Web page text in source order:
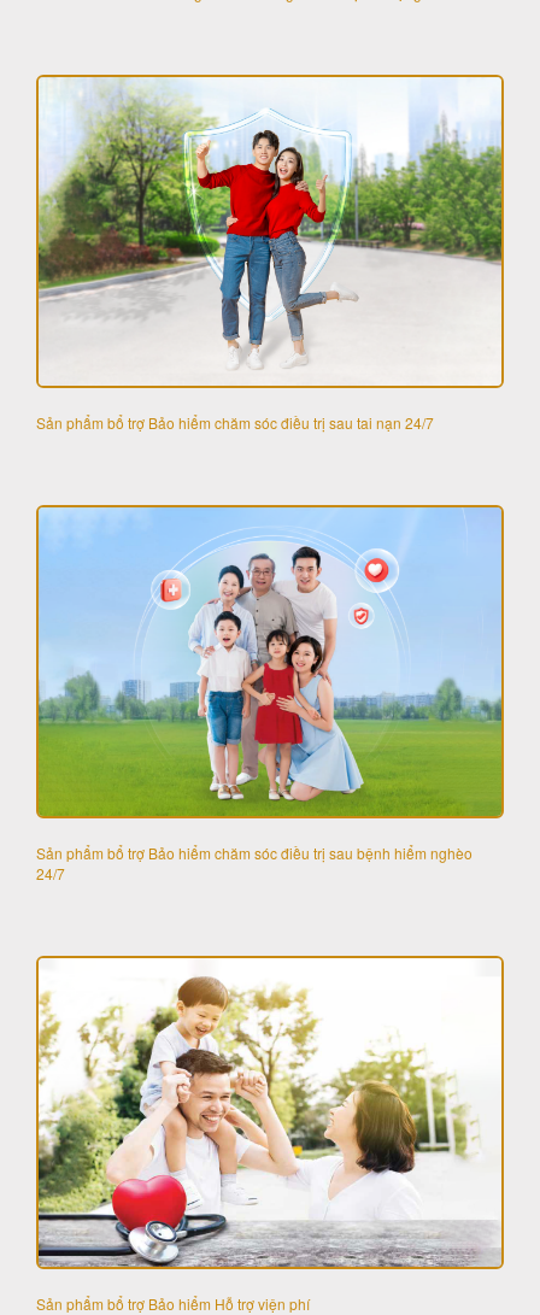
Sản phẩm bổ trợ Bảo hiểm chăm sóc điều trị sau tai nạn 24/7
Sản phẩm bổ trợ Bảo hiểm chăm sóc điều trị sau bệnh hiểm nghèo
24/7
Sản phẩm bổ trợ Bảo hiểm Hỗ trợ viện phí